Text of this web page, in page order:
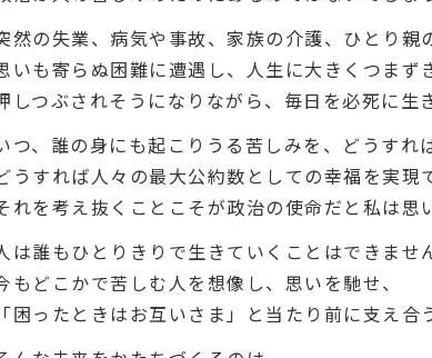
然の失業、病気や事故、家族の介護、ひとり親
いも寄らぬ困難に遭遇し、人生に大きくつまず
しつぶされそうになりながら、毎日を必死に生
つ、誰の身にも起こりうる苦しみを、どうすれ
うすれば人々の最大公約数としての幸福を実現
れを考え抜くことこそが政治の使命だと私は思
は誰もひとりきりで生きていくことはできませ
もどこかで苦しむ人を想像し、思いを馳せ、
「困ったときはお互いさま」と当たり前に支え